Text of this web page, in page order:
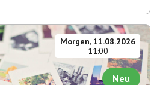
Morgen, 11.08.2026
11:00
Neu